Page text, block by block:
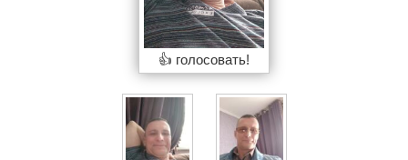
👍 голосовать!